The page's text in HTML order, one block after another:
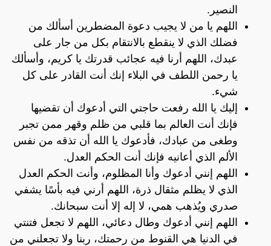
النصير.
اللهم يا من لا يجيب دعوة المضطرين أسألك من
فضلك الذي لا ينقطع بالانتقام بكل من جار على
عبدك، اللهم أرنا فيه عجائب قدرتك يا كريم، وأسألك
يا رحمن اللطف في البلاء إنك أنت القادر على كل
شيء.
إليك يا الله رفعت حاجتي التي أدعوك أن تقضيها
فإنك أنت العالم بما قلبي من ظلم وقهر ممن تجبر
وطغى من عبادك، فأدعوك يا الله أن تذقه من نفس
الألم الذي أعانيه فإنك أنت الحكم العدل.
اللهم إنني أدعوك وأنا المظلوم، وأنت الحكم العدل
الذي لا يظلم مثقال ذرة، اللهم أرني فيه بأسًا يشفي
صدري ويُذهب همي، لا إله إلا أنت سبحانك.
اللهم إنني أدعوك وطال دعائي، اللهم لا تجعل فتنتي
في الدنيا هي القنوط من رحمتك، ربنا ولا تجعلني من